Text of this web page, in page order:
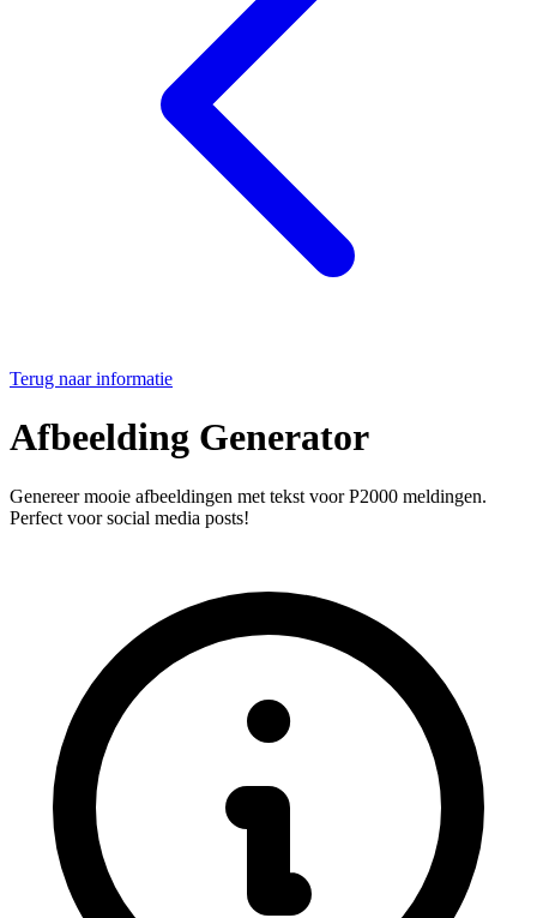
Terug naar informatie
Afbeelding Generator
Genereer mooie afbeeldingen met tekst voor P2000 meldingen.
Perfect voor social media posts!